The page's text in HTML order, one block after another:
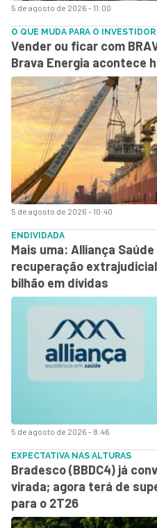
5 de agosto de 2026 - 11:00
5 de agosto de 2026 - 10:40
O QUE MUDA PARA O INVESTIDOR
Vender ou ficar com
Brava Energia acontece
5 de agosto de 2026 - 8:46
ENDIVIDADA
Mais uma: Alliança
recuperação extrajudicial
bilhão em dívidas
EXPECTATIVA NAS ALTURAS
Bradesco (BBDC4) já
virada; agora terá de
para o 2T26